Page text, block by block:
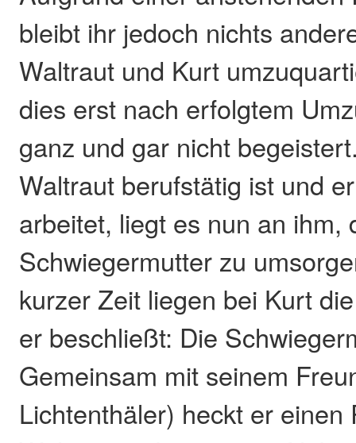
bleibt ihr jedoch nichts
Waltraut und Kurt
dies erst nach erfolgtem
ganz und gar nicht
Waltraut berufstätig ist und
arbeitet, liegt es nun an ihm,
Schwiegermutter zu
kurzer Zeit liegen bei Kurt
er beschließt: Die
Gemeinsam mit seinem
Lichtenthäler) heckt er einen